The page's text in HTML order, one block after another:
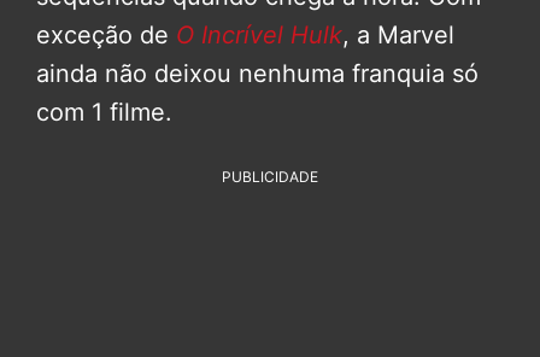
exceção de O Incrível Hulk, a Marvel
ainda não deixou nenhuma franquia só
com 1 filme.
PUBLICIDADE